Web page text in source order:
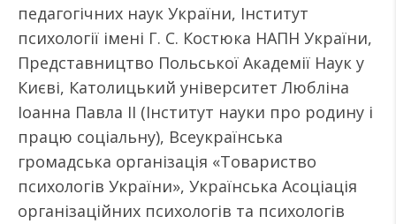
педагогічних наук України, Інститут
психології імені Г. С. Костюка НАПН України,
Представництво Польської Академії Наук у
Києві, Католицький університет Любліна
Іоанна Павла ІІ (Інститут науки про родину і
працю соціальну), Всеукраїнська
громадська організація «Товариство
психологів України», Українська Асоціація
організаційних психологів та психологів